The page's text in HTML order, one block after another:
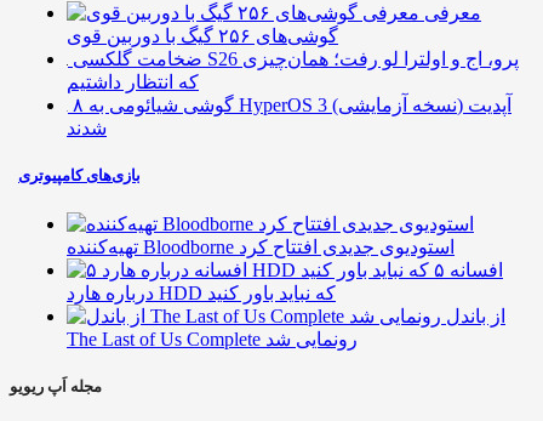
معرفی
گوشی‌های ۲۵۶ گیگ با دوربین قوی
ضخامت گلکسی S26 پرو، اج و اولترا لو رفت؛ همان‌چیزی
که انتظار داشتیم
۸ گوشی شیائومی به HyperOS 3 (نسخه آزمایشی) آپدیت
شدند
بازی‌های کامپیوتری
تهیه‌کننده Bloodborne استودیوی جدیدی افتتاح کرد
۵ افسانه
درباره هارد HDD که نباید باور کنید
از باندل
The Last of Us Complete رونمایی شد
مجله اَپ ریویو